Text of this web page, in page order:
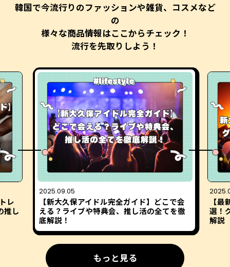
韓国で今流行りのファッションや雑貨、コスメなど
の
様々な商品情報はここからチェック！
流行を先取りしよう！
レ
推し
2025.09.05
【新大久保アイドル完全ガイド】どこで会
える？ライブや特典会、推し活の全てを徹
底解説！
【
選！
解説
もっと見る